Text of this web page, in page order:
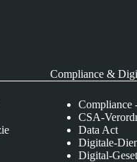
Compliance &
Compliance
CSA-
Data Act
Digitale-
Digital-